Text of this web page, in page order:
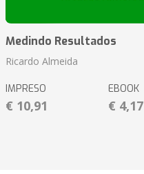
Medindo Resultados
Ricardo Almeida
IMPRESO
€ 10,91
EBOOK
€ 4,17